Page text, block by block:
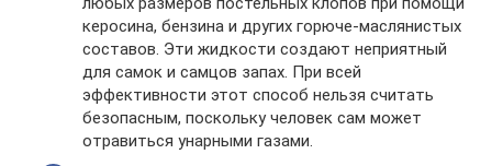
керосина, бензина и других горюче-маслянистых
составов. Эти жидкости создают неприятный
для самок и самцов запах. При всей
эффективности этот способ нельзя считать
безопасным, поскольку человек сам может
отравиться унарными газами.